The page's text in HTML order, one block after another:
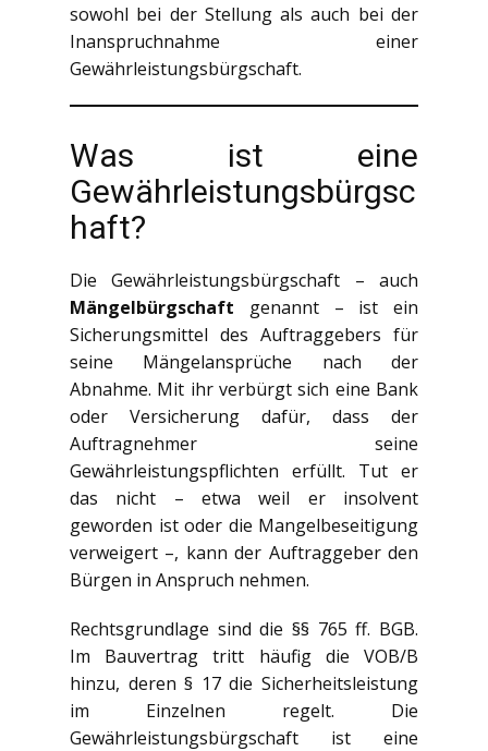
sowohl bei der Stellung als auch bei der
Inanspruchnahme einer
Gewährleistungsbürgschaft.
Was ist eine
Gewährleistungsbürgsc
haft?
Die Gewährleistungsbürgschaft – auch
Mängelbürgschaft genannt – ist ein
Sicherungsmittel des Auftraggebers für
seine Mängelansprüche nach der
Abnahme. Mit ihr verbürgt sich eine Bank
oder Versicherung dafür, dass der
Auftragnehmer seine
Gewährleistungspflichten erfüllt. Tut er
das nicht – etwa weil er insolvent
geworden ist oder die Mangelbeseitigung
verweigert –, kann der Auftraggeber den
Bürgen in Anspruch nehmen.
Rechtsgrundlage sind die §§ 765 ff. BGB.
Im Bauvertrag tritt häufig die VOB/B
hinzu, deren § 17 die Sicherheitsleistung
im Einzelnen regelt. Die
Gewährleistungsbürgschaft ist eine